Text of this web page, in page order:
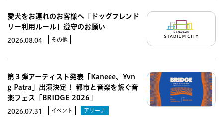
愛犬をお連れのお客様へ「ドッグフレンド
リー利用ルール」遵守のお願い
2026.08.04 その他
第３弾アーティスト発表「Kaneee、Yvn
g Patra」出演決定！ 都市と音楽を繋ぐ音
楽フェス「BRIDGE 2026」
2026.07.31 イベント アリーナ